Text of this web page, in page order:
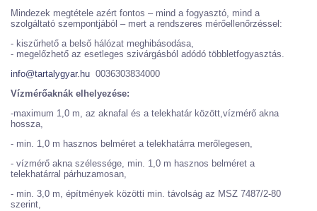
Mindezek megtétele azért fontos – mind a fogyasztó, mind a
szolgáltató szempontjából – mert a rendszeres mérőellenőrzéssel:
- kiszűrhető a belső hálózat meghibásodása,
- megelőzhető az esetleges szivárgásból adódó többletfogyasztás.
info@tartalygyar.hu 0036303834000
Vízmérőaknák elhelyezése:
-maximum 1,0 m, az aknafal és a telekhatár között,vízmérő akna
hossza,
- min. 1,0 m hasznos belméret a telekhatárra merőlegesen,
- vízmérő akna szélessége, min. 1,0 m hasznos belméret a
telekhatárral párhuzamosan,
- min. 3,0 m, építmények közötti min. távolság az MSZ 7487/2-80
szerint,